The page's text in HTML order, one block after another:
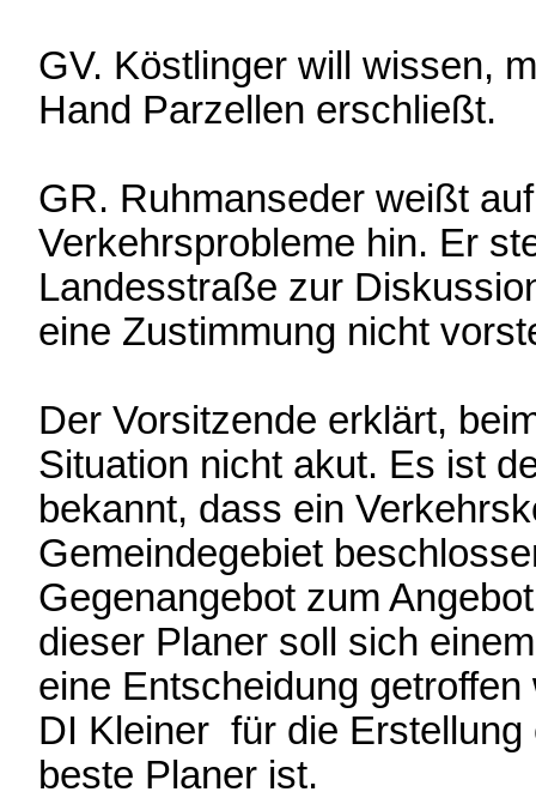
GV. Köstlinger will wissen,
Hand Parzellen erschließt.
GR. Ruhmanseder weißt
Verkehrsprobleme hin. Er
Landesstraße zur
eine Zustimmung nicht
Der Vorsitzende erklärt,
Situation nicht akut. Es ist
bekannt, dass ein
Gemeindegebiet
Gegenangebot zum
dieser Planer soll sich
eine Entscheidung
DI Kleiner für die
beste Planer ist.